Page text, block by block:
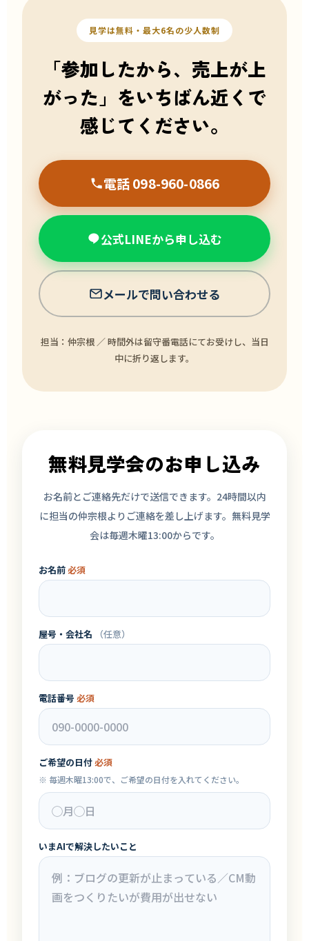
見学は無料・最大6名の少人数制
「参加したから、売上が上
がった」をいちばん近くで
感じてください。
電話 098-960-0866
公式LINEから申し込む
メールで問い合わせる
担当：仲宗根 ／ 時間外は留守番電話にてお受けし、当日
中に折り返します。
無料見学会のお申し込み
お名前とご連絡先だけで送信できます。24時間以内
に担当の仲宗根よりご連絡を差し上げます。無料見学
会は毎週木曜13:00からです。
お名前必須
屋号・会社名 （任意）
電話番号必須
ご希望の日付必須
※ 毎週木曜13:00で、ご希望の日付を入れてください。
いまAIで解決したいこと